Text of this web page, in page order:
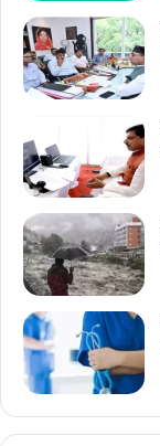
त
क
गि
ई